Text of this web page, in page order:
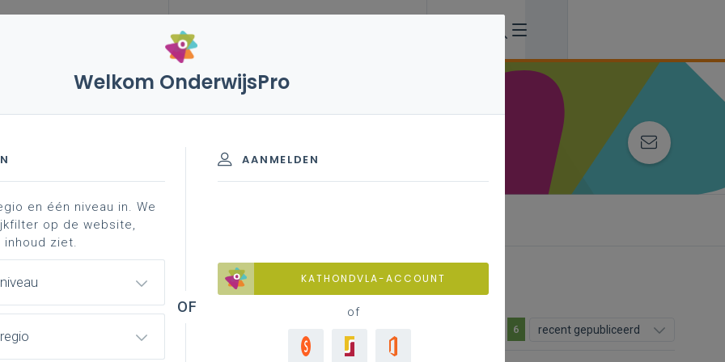
vakken en leerplannen 7de leerjaar
materiaal professionalisering
6 recent gepubliceerd
Welkom OnderwijsPro
AANMELDEN
KATHONDVLA-ACCOUNT
of
en één niveau in. We
op de website,
ziet.